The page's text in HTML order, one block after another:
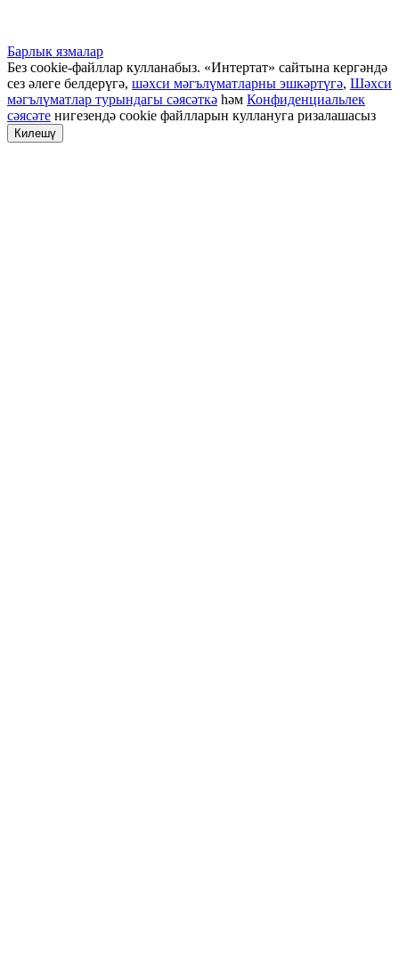
Барлык язмалар
Без cookie-файллар кулланабыз. «Интертат» сайтына кергәндә
сез әлеге белдерүгә, шәхси мәгълүматларны эшкәртүгә, Шәхси
мәгълүматлар турындагы сәясәткә һәм Конфиденциальлек
сәясәте нигезендә cookie файлларын куллануга ризалашасыз
Килешү